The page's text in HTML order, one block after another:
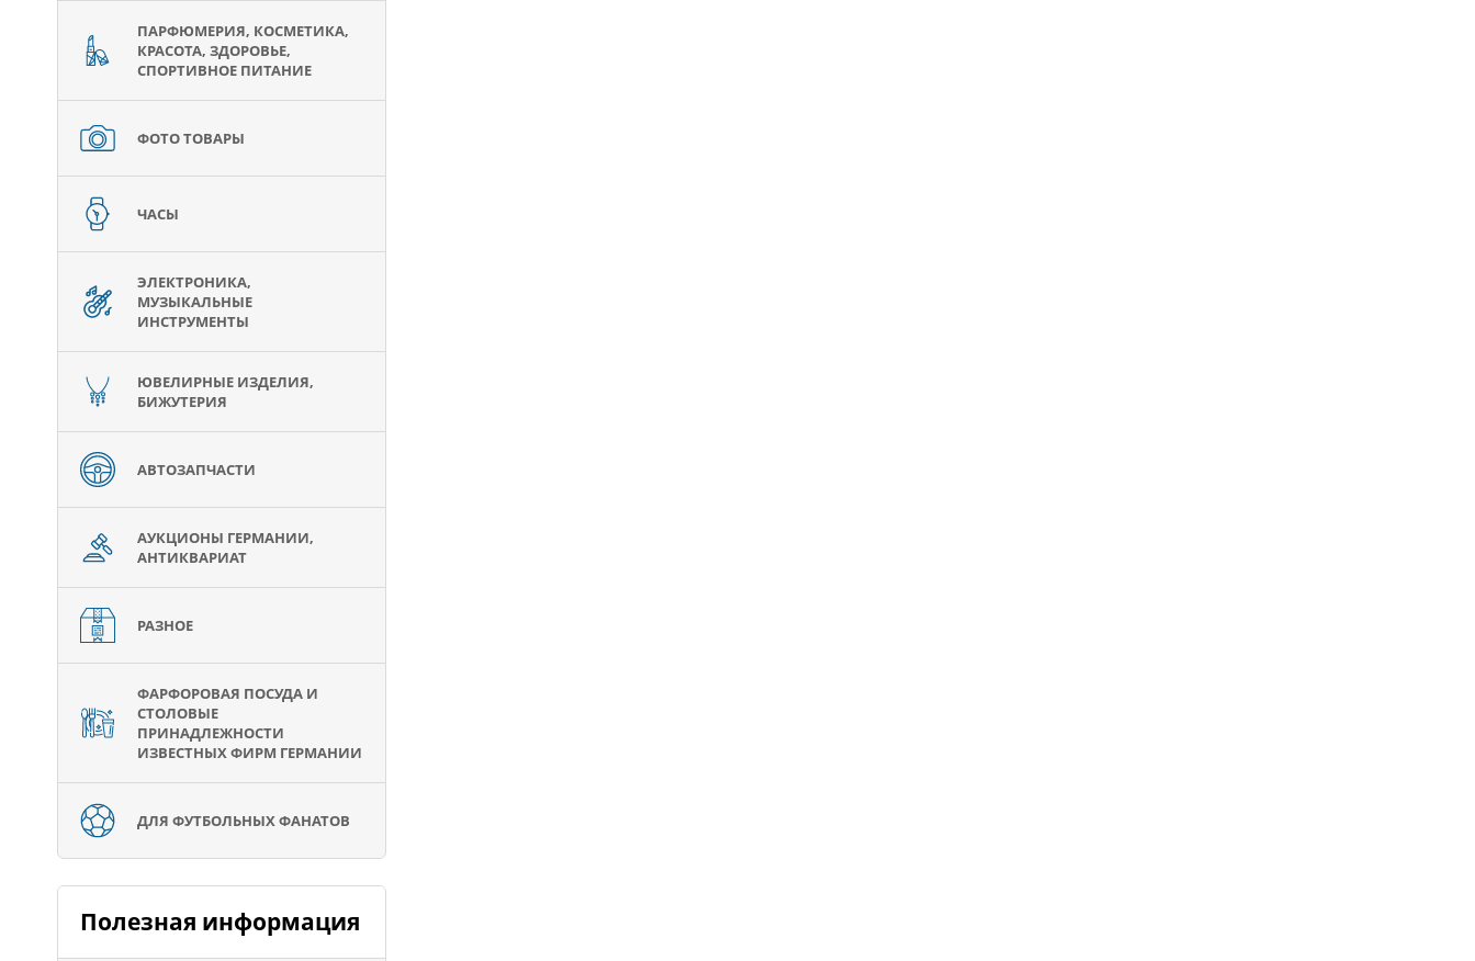
ПАРФЮМЕРИЯ, КОСМЕТИКА,
КРАСОТА, ЗДОРОВЬЕ,
СПОРТИВНОЕ ПИТАНИЕ
ФОТО ТОВАРЫ
ЧАСЫ
ЭЛЕКТРОНИКА,
МУЗЫКАЛЬНЫЕ
ИНСТРУМЕНТЫ
ЮВЕЛИРНЫЕ ИЗДЕЛИЯ,
БИЖУТЕРИЯ
АВТОЗАПЧАСТИ
АУКЦИОНЫ ГЕРМАНИИ,
АНТИКВАРИАТ
РАЗНОЕ
ФАРФОРОВАЯ ПОСУДА И
СТОЛОВЫЕ
ПРИНАДЛЕЖНОСТИ
ИЗВЕСТНЫХ ФИРМ ГЕРМАНИИ
ДЛЯ ФУТБОЛЬНЫХ ФАНАТОВ
Полезная информация